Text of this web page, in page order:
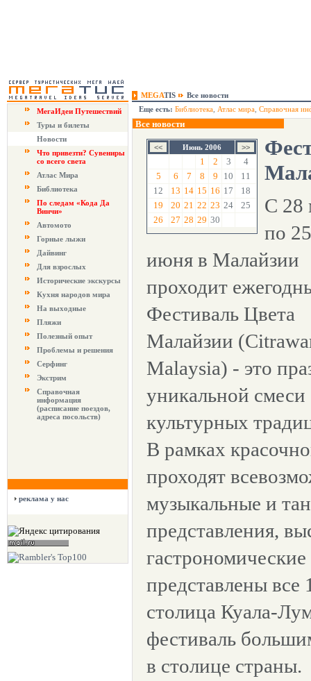
MEGATIS
Все новости
МегаИдеи Путешествий
Туры и билеты
Новости
Что привезти? Сувениры
со всего света
Атлас Мира
Библиотека
По следам «Кода Да
Винчи»
Автомото
Горные лыжи
Дайвинг
Для взрослых
Исторические экскурсы
Кухня народов мира
На выходные
Пляжи
Полезный опыт
Проблемы и решения
Серфинг
Экстрим
Справочная
информация
(расписание поездов,
адреса посольств)
реклама у нас
Еще есть: Библиотека Атлас мира Справочная
Все новости
Июнь 2006
1 2 3
4
5
6 7 8 9 10
11
12
13 14 15 16 17
18
19
20 21 22 23 24
25
26
27 28 29 30
С 28
по 25
июня в Малайзии
проходит
Фестиваль Цвета
Малайзии
Malaysia) - это
уникальной смеси
культурных
В рамках
проходят
музыкальные и
представления,
представлены
столица Куала-
фестиваль
в столице страны.